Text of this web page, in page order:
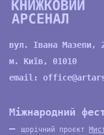
вул. Івана Мазепи,
м. Київ, 01010
email:
Міжнародний
—
щорічний проєкт